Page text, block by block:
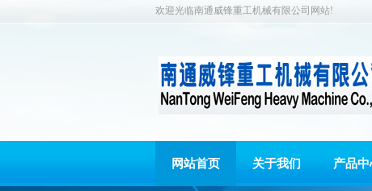
欢迎光临南通威锋重工机械有限公司网站!
网站首页 关于我们 产品中